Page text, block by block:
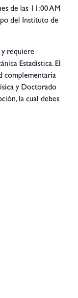
de las 11:00 AM
del Instituto de
y requiere
Estadística. El
complementaria
y Doctorado
la cual debes